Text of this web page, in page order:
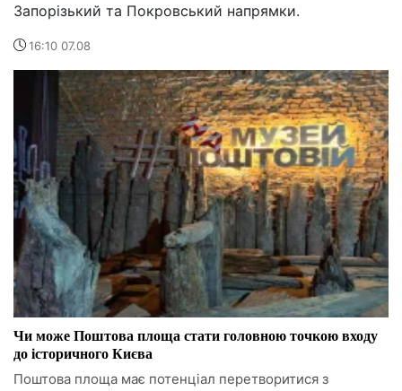
Запорізький та Покровський напрямки.
16:10 07.08
Чи може Поштова площа стати головною точкою входу
до історичного Києва
Поштова площа має потенціал перетворитися з